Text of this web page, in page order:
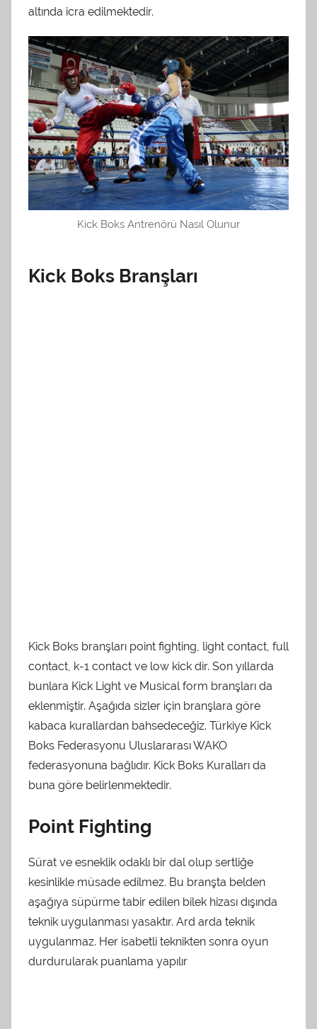
altında icra edilmektedir.
Kick Boks Antrenörü Nasıl Olunur
Kick Boks Branşları
Kick Boks branşları point fighting, light contact, full
contact, k-1 contact ve low kick dir. Son yıllarda
bunlara Kick Light ve Musical form branşları da
eklenmiştir. Aşağıda sizler için branşlara göre
kabaca kurallardan bahsedeceğiz. Türkiye Kick
Boks Federasyonu Uluslararası WAKO
federasyonuna bağlıdır. Kick Boks Kuralları da
buna göre belirlenmektedir.
Point Fighting
Sürat ve esneklik odaklı bir dal olup sertliğe
kesinlikle müsade edilmez. Bu branşta belden
aşağıya süpürme tabir edilen bilek hizası dışında
teknik uygulanması yasaktır. Ard arda teknik
uygulanmaz. Her isabetli teknikten sonra oyun
durdurularak puanlama yapılır